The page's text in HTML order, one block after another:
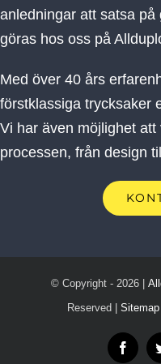
anledningar att satsa
göras hos oss på
Med över 40 års
förstklassiga trycksaker
Vi har även möjlighet
processen, från design
© Copyright - 2026 |
Reserved | Sitemap